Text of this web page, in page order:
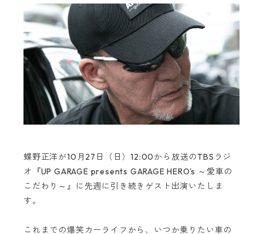
蝶野正洋が10月27日（日）12:00から放送のTBSラジ
オ『UP GARAGE presents GARAGE HERO's ～愛車の
こだわり～』に先週に引き続きゲスト出演いたしま
す。
これまでの爆笑カーライフから、いつか乗りたい車の